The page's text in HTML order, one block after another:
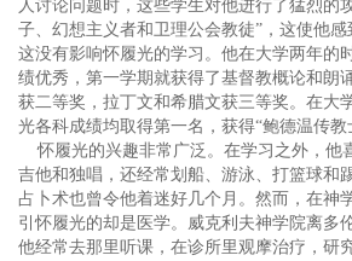
人讨论问题时，这些学生对他进行了猛烈的
子、幻想主义者和卫理公会教徒”，这使他
这没有影响怀履光的学习。他在大学两年的
绩优秀，第一学期就获得了基督教概论和朗
获二等奖，拉丁文和希腊文获三等奖。在大
光各科成绩均取得第一名，获得“鲍德温传教
怀履光的兴趣非常广泛。在学习之外，他
吉他和独唱，还经常划船、游泳、打篮球和
占卜术也曾令他着迷好几个月。然而，在神
引怀履光的却是医学。威克利夫神学院离多
他经常去那里听课，在诊所里观摩治疗，研